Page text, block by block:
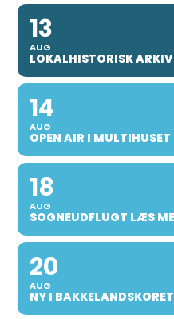
13
AUG
LOKALHISTORISK ARKIV
14
AUG
OPEN AIR I MULTIHUSET
18
AUG
SOGNEUDFLUGT LÆS
20
AUG
NY I